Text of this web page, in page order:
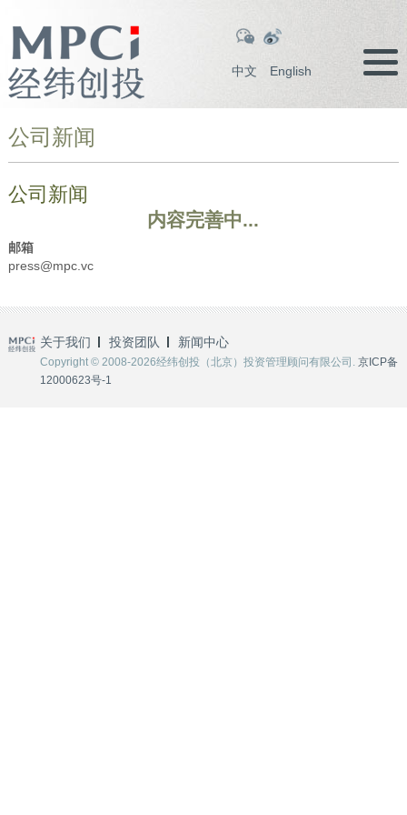
中文 English
公司新闻
公司新闻
内容完善中...
邮箱
press@mpc.vc
关于我们 投资团队 新闻中心
Copyright © 2008-2026经纬创投（北京）投资管理顾问有限公司. 京ICP备
12000623号-1